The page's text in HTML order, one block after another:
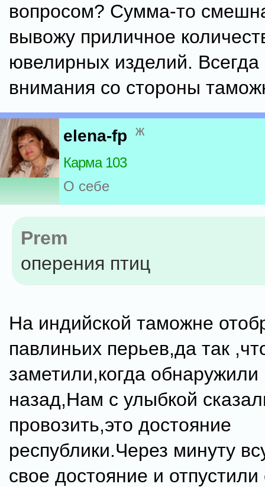
вопросом? Сумма-то
вывожу приличное
ювелирных изделий. Всегда
внимания со стороны
elena-fp ж
Карма 103
О себе
Prem
оперения птиц
На индийской таможне
павлиньих перьев,да так
заметили,когда
назад,Нам с улыбкой
провозить,это достояние
республики.Через минуту
свое достояние и